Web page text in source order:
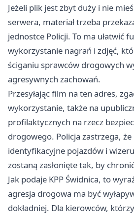
Jeżeli plik jest zbyt duży i nie
serwera, materiał trzeba
jednostce Policji. To ma ułatwić
wykorzystanie nagrań i zdjęć,
ściganiu sprawców drogowych
agresywnych zachowań.
Przesyłając film na ten adres,
wykorzystanie, także na
profilaktycznych na rzecz
drogowego. Policja zastrzega, że
identyfikacyjne pojazdów i
zostaną zasłonięte tak, by
Jak podaje KPP Świdnica, to
agresja drogowa ma być
dokładniej. Dla kierowców,